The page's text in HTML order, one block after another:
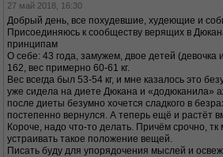
27 май 2018, 16:30
Добрый день, все похудевшие, худеющие и
Присоединяюсь к сообществу верящих в
принципам
О себе: 43 года, замужем, двое детей (девочка
162, вес примерно 60-61 кг.
Вес всегда был 53-54 кг, и мне казалось это
уже сидела на диете Дюкана и «додюканила»
после диеты безумно хочется сладкого в
постепенно вернулся. А теперь ещё и растёт
Короче, надо что-то делать. Причём срочно,
устраивать такое положение вещей.
Писать буду для упорядочения мыслей и